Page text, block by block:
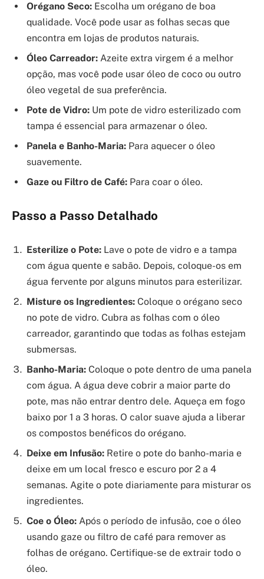
Orégano Seco: Escolha um orégano de boa
qualidade. Você pode usar as folhas secas que
encontra em lojas de produtos naturais.
Óleo Carreador: Azeite extra virgem é a melhor
opção, mas você pode usar óleo de coco ou outro
óleo vegetal de sua preferência.
Pote de Vidro: Um pote de vidro esterilizado com
tampa é essencial para armazenar o óleo.
Panela e Banho-Maria: Para aquecer o óleo
suavemente.
Gaze ou Filtro de Café: Para coar o óleo.
Passo a Passo Detalhado
Esterilize o Pote: Lave o pote de vidro e a tampa
com água quente e sabão. Depois, coloque-os em
água fervente por alguns minutos para esterilizar.
Misture os Ingredientes: Coloque o orégano seco
no pote de vidro. Cubra as folhas com o óleo
carreador, garantindo que todas as folhas estejam
submersas.
Banho-Maria: Coloque o pote dentro de uma panela
com água. A água deve cobrir a maior parte do
pote, mas não entrar dentro dele. Aqueça em fogo
baixo por 1 a 3 horas. O calor suave ajuda a liberar
os compostos benéficos do orégano.
Deixe em Infusão: Retire o pote do banho-maria e
deixe em um local fresco e escuro por 2 a 4
semanas. Agite o pote diariamente para misturar os
ingredientes.
Coe o Óleo: Após o período de infusão, coe o óleo
usando gaze ou filtro de café para remover as
folhas de orégano. Certifique-se de extrair todo o
óleo.